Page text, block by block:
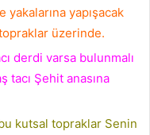
yapışacak
üzerinde.
derdi varsa bulunmalı
tacı Şehit anasına
kutsal topraklar Senin